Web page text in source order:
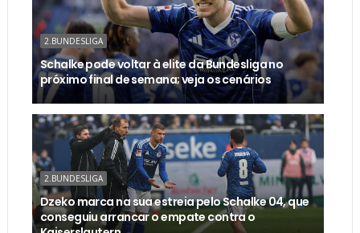
2.BUNDESLIGA
Schalke pode voltar à elite da Bundesliga no
próximo final de semana; veja os cenários
2.BUNDESLIGA
Dzeko marca na sua estreia pelo Schalke 04, que
conseguiu arrancar o empate contra o